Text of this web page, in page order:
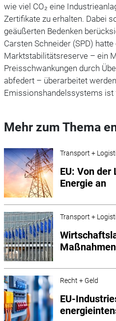
wie viel CO₂ eine
Zertifikate zu erhalten. Dabei
geäußerten Bedenken
Carsten Schneider (SPD)
Marktstabilitätsreserve – ein
Preisschwankungen durch
abfedert – überarbeitet
Emissionshandelssystems ist
Mehr zum Thema
Transport +
EU: Von
Energie an
Transport +
Recht + Geld
EU-